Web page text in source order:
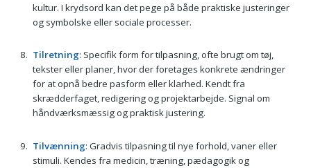
kultur. I krydsord kan det pege på både praktiske justeringer
og symbolske eller sociale processer.
Tilretning: Specifik form for tilpasning, ofte brugt om tøj,
tekster eller planer, hvor der foretages konkrete ændringer
for at opnå bedre pasform eller klarhed. Kendt fra
skrædderfaget, redigering og projektarbejde. Signal om
håndværksmæssig og praktisk justering.
Tilvænning: Gradvis tilpasning til nye forhold, vaner eller
stimuli. Kendes fra medicin, træning, pædagogik og